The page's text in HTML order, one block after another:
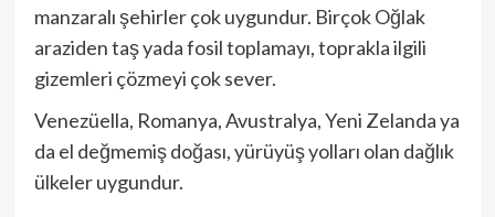
manzaralı şehirler çok uygundur. Birçok Oğlak
araziden taş yada fosil toplamayı, toprakla ilgili
gizemleri çözmeyi çok sever.
Venezüella, Romanya, Avustralya, Yeni Zelanda ya
da el değmemiş doğası, yürüyüş yolları olan dağlık
ülkeler uygundur.